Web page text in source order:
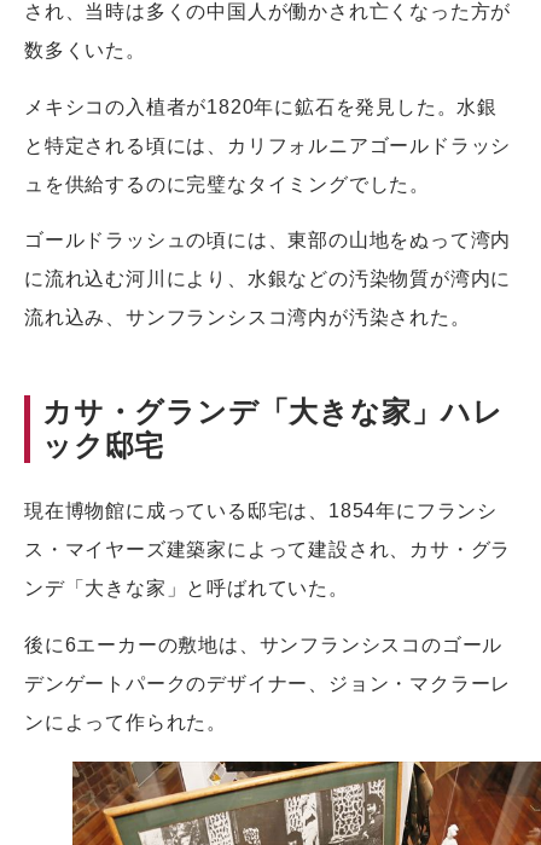
され、当時は多くの中国人が働かされ亡くなった方が
数多くいた。
メキシコの入植者が1820年に鉱石を発見した。水銀
と特定される頃には、カリフォルニアゴールドラッシ
ュを供給するのに完璧なタイミングでした。
ゴールドラッシュの頃には、東部の山地をぬって湾内
に流れ込む河川により、水銀などの汚染物質が湾内に
流れ込み、サンフランシスコ湾内が汚染された。
カサ・グランデ「大きな家」ハレ
ック邸宅
現在博物館に成っている邸宅は、1854年にフランシ
ス・マイヤーズ建築家によって建設され、カサ・グラ
ンデ「大きな家」と呼ばれていた。
後に6エーカーの敷地は、サンフランシスコのゴール
デンゲートパークのデザイナー、ジョン・マクラーレ
ンによって作られた。